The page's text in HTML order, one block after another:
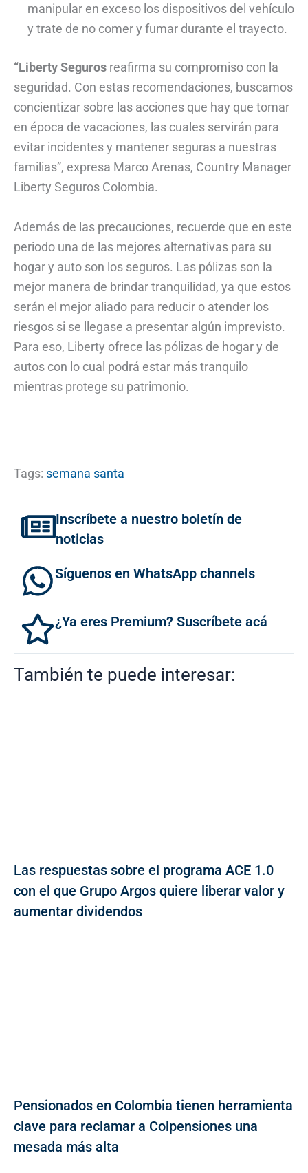
manipular en exceso los dispositivos del vehículo
y trate de no comer y fumar durante el trayecto.
“Liberty Seguros reafirma su compromiso con la
seguridad. Con estas recomendaciones, buscamos
concientizar sobre las acciones que hay que tomar
en época de vacaciones, las cuales servirán para
evitar incidentes y mantener seguras a nuestras
familias”, expresa Marco Arenas, Country Manager
Liberty Seguros Colombia.
Además de las precauciones, recuerde que en este
periodo una de las mejores alternativas para su
hogar y auto son los seguros. Las pólizas son la
mejor manera de brindar tranquilidad, ya que estos
serán el mejor aliado para reducir o atender los
riesgos si se llegase a presentar algún imprevisto.
Para eso, Liberty ofrece las pólizas de hogar y de
autos con lo cual podrá estar más tranquilo
mientras protege su patrimonio.
Tags: semana santa
Inscríbete a nuestro boletín de
noticias
Síguenos en WhatsApp channels
¿Ya eres Premium? Suscríbete acá
También te puede interesar:
Las respuestas sobre el programa ACE 1.0
con el que Grupo Argos quiere liberar valor y
aumentar dividendos
Pensionados en Colombia tienen herramienta
clave para reclamar a Colpensiones una
mesada más alta